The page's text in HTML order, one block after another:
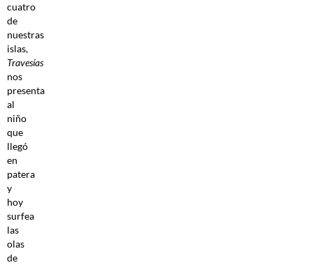
cuatro
de
nuestras
islas,
Travesías
nos
presenta
al
niño
que
llegó
en
patera
y
hoy
surfea
las
olas
de